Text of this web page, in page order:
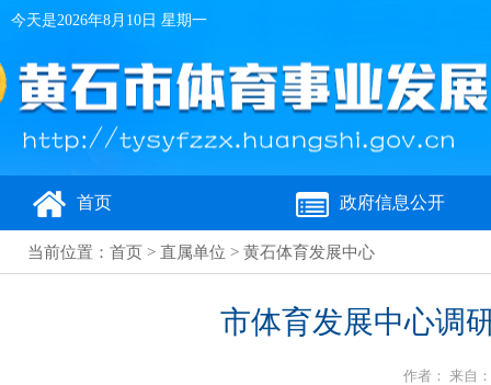
今天是2026年8月10日 星期一
首页 政府信息公开
当前位置： 首页 > 直属单位 > 黄石体育发展中心
市体育发展中心调
作者： 来自